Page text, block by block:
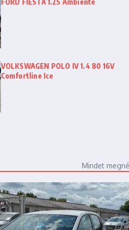
FORD FIESTA 1.25 Ambiente
VOLKSWAGEN POLO IV 1.4 80 16V
Comfortline Ice
Mindet